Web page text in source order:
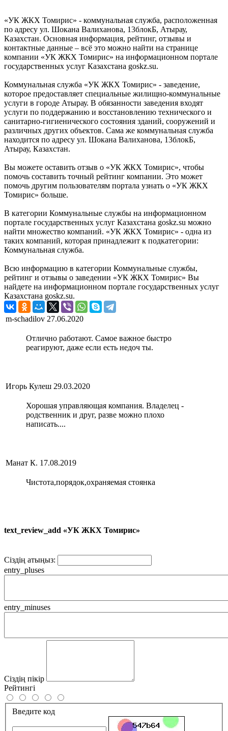
«УК ЖКХ Томирис» - коммунальная служба, расположенная
по адресу ул. Шокана Валиханова, 13блокБ, Атырау,
Казахстан. Основная информация, рейтинг, отзывы и
контактные данные – всё это можно найти на странице
компании «УК ЖКХ Томирис» на информационном портале
государственных услуг Казахстана goskz.su.
Коммунальная служба «УК ЖКХ Томирис» - заведение,
которое предоставляет специальные жилищно-коммунальные
услуги в городе Атырау. В обязанности заведения входят
услуги по поддержанию и восстановлению технического и
санитарно-гигиенического состояния зданий, сооружений и
различных других объектов. Сама же коммунальная служба
находится по адресу ул. Шокана Валиханова, 13блокБ,
Атырау, Казахстан.
Вы можете оставить отзыв о «УК ЖКХ Томирис», чтобы
помочь составить точный рейтинг компании. Это может
помочь другим пользователям портала узнать о «УК ЖКХ
Томирис» больше.
В категории Коммунальные службы на информационном
портале государственных услуг Казахстана goskz.su можно
найти множество компаний. «УК ЖКХ Томирис» - одна из
таких компаний, которая принадлежит к подкатегории:
Коммунальная служба.
Всю информацию в категории Коммунальные службы,
рейтинг и отзывы о заведении «УК ЖКХ Томирис» Вы
найдете на информационном портале государственных услуг
Казахстана goskz.su.
m-schadilov 27.06.2020
Отлично работают. Самое важное быстро
реагируют, даже если есть недоч ты.
Игорь Кулеш 29.03.2020
Хорошая управляющая компания. Владелец -
родственник и друг, разве можно плохо
написать....
Манат К. 17.08.2019
Чистота,порядок,охраняемая стоянка
text_review_add «УК ЖКХ Томирис»
Сіздің атыңыз:
entry_pluses
entry_minuses
Сіздің пікір
Рейтингі
Введите код